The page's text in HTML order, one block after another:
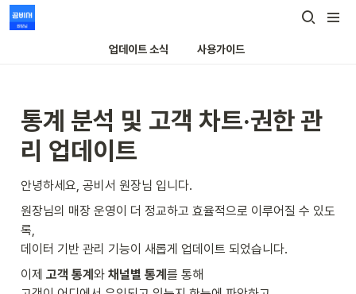
업데이트 소식 사용가이드
통계 분석 및 고객 차트·권한 관
리 업데이트
안녕하세요, 공비서 원장님 입니다.
원장님의 매장 운영이 더 정교하고 효율적으로 이루어질 수 있도
록,
데이터 기반 관리 기능이 새롭게 업데이트 되었습니다.
이제 고객 통계 와 채널별 통계 를 통해